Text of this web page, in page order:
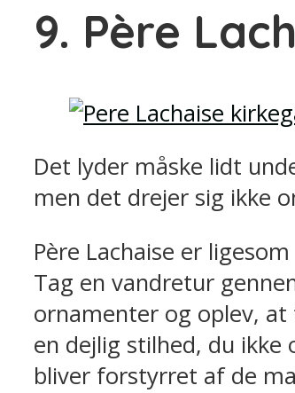
9. Père
Det lyder måske lidt
men det drejer sig ikke
Père Lachaise er
Tag en vandretur
ornamenter og oplev,
en dejlig stilhed, du ikke
bliver forstyrret af de